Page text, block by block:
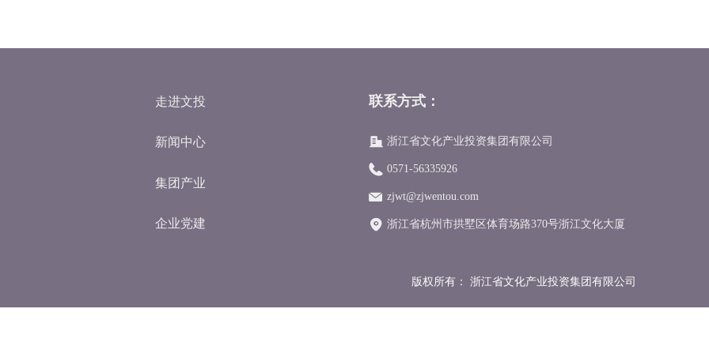
联系方式：
浙江省文化产业投资集团有限公司
0571-56335926
zjwt@zjwentou.com
浙江省杭州市拱墅区体育场路370号浙江文化大厦
走进文投
新闻中心
集团产业
企业党建
版权所有： 浙江省文化产业投资集团有限公司